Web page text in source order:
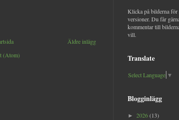
Äldre inlägg
(Atom)
Klicka på bilderna för
versioner. Du får
kommentar till
vill.
Translate
Select Language ▼
Blogginlägg
► 2026(13)